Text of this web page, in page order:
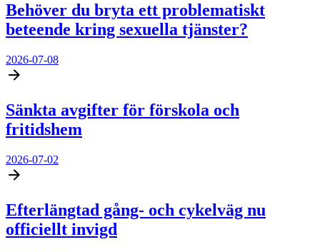
Behöver du bryta ett problematiskt
beteende kring sexuella tjänster?
2026-07-08
Sänkta avgifter för förskola och
fritidshem
2026-07-02
Efterlängtad gång- och cykelväg nu
officiellt invigd